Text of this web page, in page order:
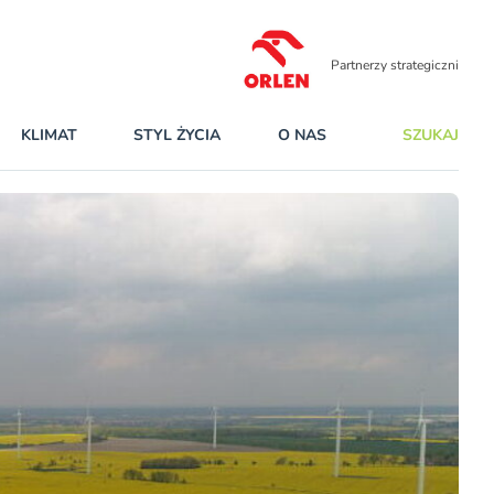
Partnerzy strategiczni
KLIMAT STYL ŻYCIA O NAS SZUKAJ